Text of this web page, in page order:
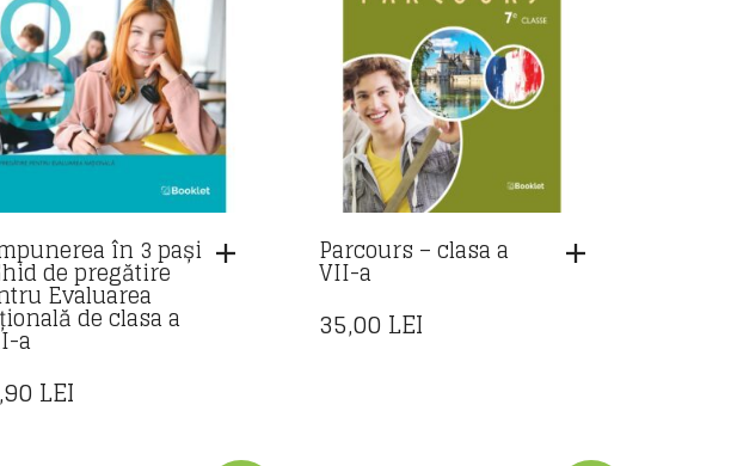
în 3 pași
de pregătire
Evaluarea
de clasa a
a
LEI
Parcours – clasa a
VII-a
35,00 LEI